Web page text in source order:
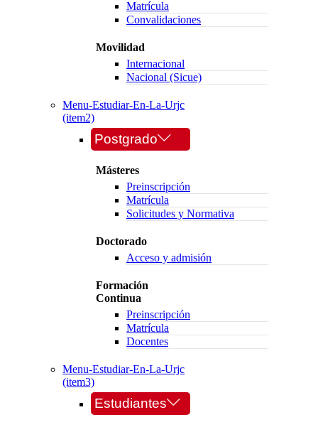
Matrícula
Convalidaciones
Movilidad
Internacional
Nacional (Sicue)
Menu-Estudiar-En-La-Urjc
(item2)
Postgrado
Másteres
Preinscripción
Matrícula
Solicitudes y Normativa
Doctorado
Acceso y admisión
Formación
Continua
Preinscripción
Matrícula
Docentes
Menu-Estudiar-En-La-Urjc
(item3)
Estudiantes